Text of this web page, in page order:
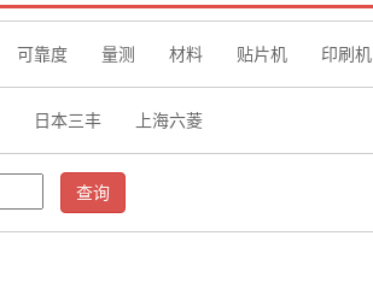
可靠度 量测 材料 贴片机 印刷机
日本三丰 上海六菱
查询